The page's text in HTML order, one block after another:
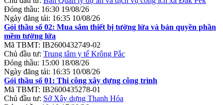
Đóng thầu: 16:30 19/08/26
Ngày đăng tải: 16:35 10/08/26
Gói thầu số 02: Mua sắm thiết bị tường lửa và bản quyền phần
mềm tường lửa
Mã TBMT: IB2600432749-02
Chủ đầu tư: Trung tâm y tế Krông Pắc
Đóng thầu: 15:00 18/08/26
Ngày đăng tải: 16:35 10/08/26
Gói thầu số 01: Thi công xây dựng công trình
Mã TBMT: IB2600435278-01
Chủ đầu tư: Sở Xây dựng Thanh Hóa